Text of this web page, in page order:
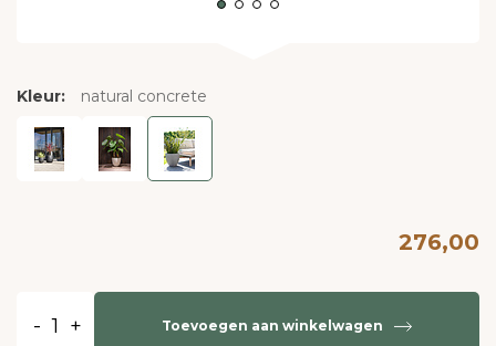
Kleur: natural concrete
276,00
- + Toevoegen aan winkelwagen